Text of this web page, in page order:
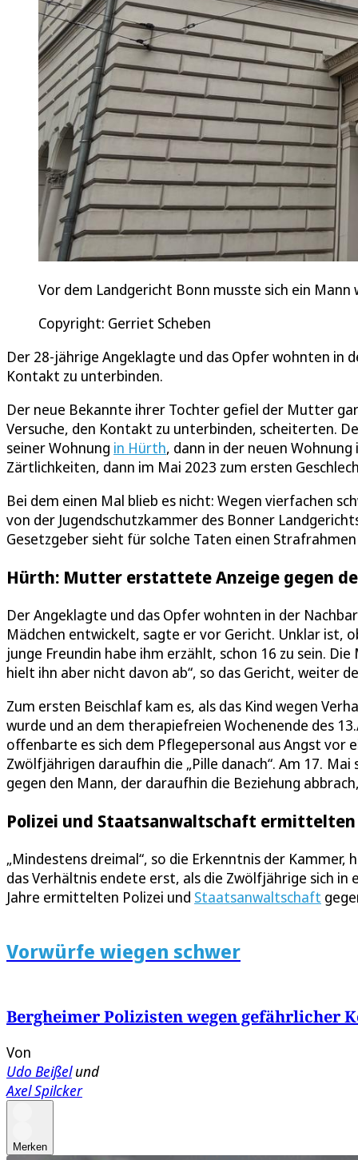
Vor dem Landgericht Bonn musste sich ein
Copyright: Gerriet Scheben
Der 28-jährige Angeklagte und das Opfer wohnten
Kontakt zu unterbinden.
Der neue Bekannte ihrer Tochter gefiel der Mutter
Versuche, den Kontakt zu unterbinden, scheiterten.
seiner Wohnung in Hürth, dann in der neuen
Zärtlichkeiten, dann im Mai 2023 zum ersten
Bei dem einen Mal blieb es nicht: Wegen vierfachen
von der Jugendschutzkammer des Bonner
Gesetzgeber sieht für solche Taten einen Strafrahmen
Hürth: Mutter erstattete Anzeige gegen
Der Angeklagte und das Opfer wohnten in der
Mädchen entwickelt, sagte er vor Gericht. Unklar ist,
junge Freundin habe ihm erzählt, schon 16 zu sein.
hielt ihn aber nicht davon ab“, so das Gericht, weiter
Zum ersten Beischlaf kam es, als das Kind wegen
wurde und an dem therapiefreien Wochenende des
offenbarte es sich dem Pflegepersonal aus Angst vor
Zwölfjährigen daraufhin die „Pille danach“. Am 17.
gegen den Mann, der daraufhin die Beziehung
Polizei und Staatsanwaltschaft
„Mindestens dreimal“, so die Erkenntnis der
das Verhältnis endete erst, als die Zwölfjährige sich
Jahre ermittelten Polizei und Staatsanwaltschaft
Vorwürfe wiegen schwer
Bergheimer Polizisten wegen gefährlicher
Von
Udo Beißelund
Axel Spilcker
Merken